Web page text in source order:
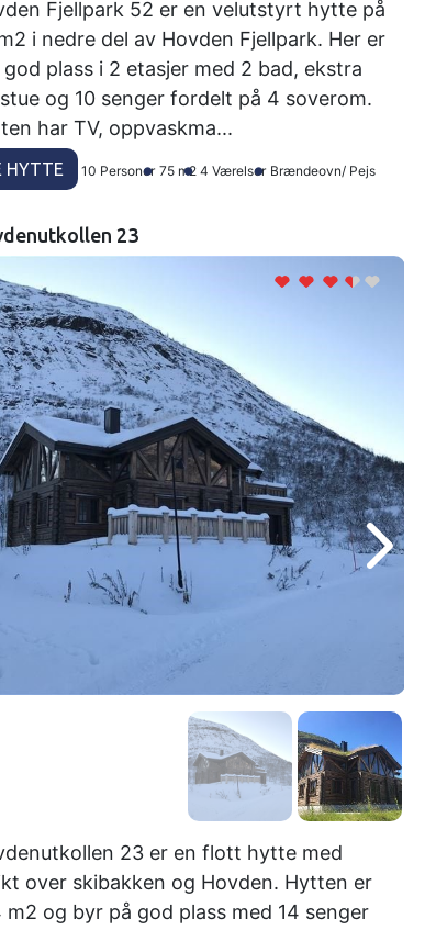
Fjellpark 52 er en velutstyrt hytte på
i nedre del av Hovden Fjellpark. Her er
plass i 2 etasjer med 2 bad, ekstra
og 10 senger fordelt på 4 soverom.
har TV, oppvaskma...
HYTTE 10 Personer 75 m2 4 Værelser Brændeovn/ Pejs
23
23 er en flott hytte med
over skibakken og Hovden. Hytten er
m2 og byr på god plass med 14 senger